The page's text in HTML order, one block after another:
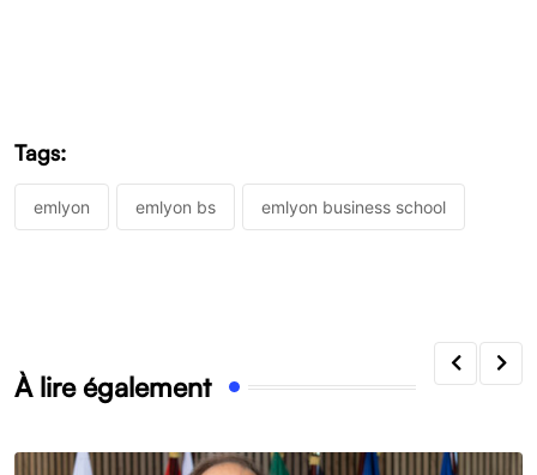
Tags:
emlyon emlyon bs emlyon business school
À lire également